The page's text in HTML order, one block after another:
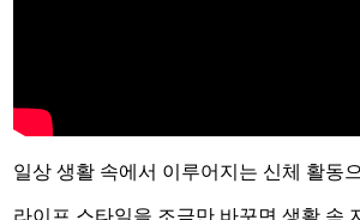
일상 생활 속에서 이루어지는 신체 활동
라이프 스타일을 조금만 바꾸면 생활 속